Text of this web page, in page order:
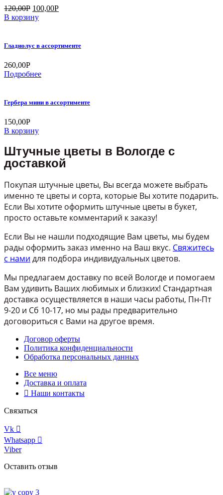
120,00Р 100,00Р
В корзину
Гладиолус в ассортименте
260,00Р
Подробнее
Гербера мини в ассортименте
150,00Р
В корзину
Штучные цветы в Вологде с
доставкой
Покупая штучные цветы, Вы всегда можете выбрать
именно те цветы и сорта, которые Вы хотите подарить.
Если Вы хотите оформить штучные цветы в букет,
просто оставьте комментарий к заказу!
Если Вы не нашли подходящие Вам цветы, мы будем
рады оформить заказ именно на Ваш вкус. Свяжитесь
с нами для подбора индивидуальных цветов.
Мы предлагаем доставку по всей Вологде и помогаем
Вам удивить Ваших любимых и близких! Стандартная
доставка осуществляется в наши часы работы, Пн-Пт
9-20 и Сб 10-17, но мы рады предварительно
договориться с Вами на другое время.
Договор оферты
Политика конфиденциальности
Обработка персональных данных
Все меню
Доставка и оплата
Наши контакты
Связаться
Vk
Whatsapp
Viber
Оставить отзыв